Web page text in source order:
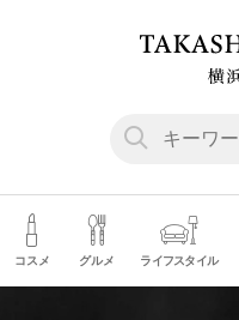
コスメ グルメ ライフスタイル